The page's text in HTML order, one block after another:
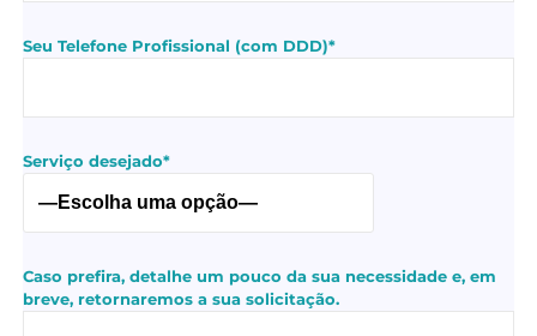
Seu Telefone Profissional (com DDD)*
Serviço desejado*
Caso prefira, detalhe um pouco da sua necessidade e, em
breve, retornaremos a sua solicitação.